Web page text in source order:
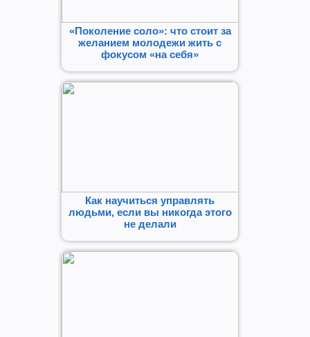
«Поколение соло»: что стоит за
желанием молодежи жить с
фокусом «на себя»
Как научиться управлять
людьми, если вы никогда этого
не делали